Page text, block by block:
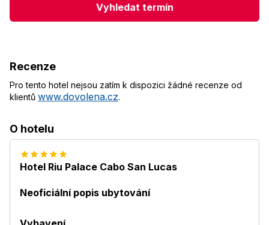
Vyhledat termín
Recenze
Pro tento hotel nejsou zatím k dispozici žádné recenze od
klientů www.dovolena.cz.
O hotelu
Hotel Riu Palace Cabo San Lucas
Neoficiální popis ubytování